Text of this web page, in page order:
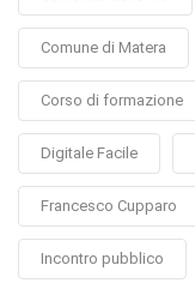
Comune di Matera
Corso di formazione
Digitale Facile
Francesco Cupparo
Incontro pubblico